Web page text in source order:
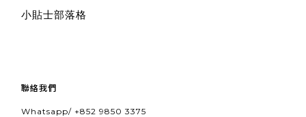
小貼士部落格
聯絡我們
Whatsapp/ +852 9850 3375